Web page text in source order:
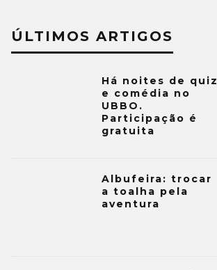
ÚLTIMOS ARTIGOS
Há noites de quiz
e comédia no
UBBO.
Participação é
gratuita
Albufeira: trocar
a toalha pela
aventura